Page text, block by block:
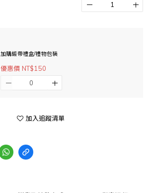
加購緞帶禮盒/禮物包裝
優惠價 NT$150
加入追蹤清單